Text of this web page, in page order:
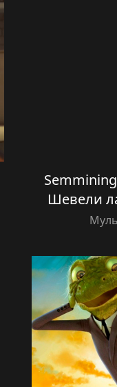
Шевели